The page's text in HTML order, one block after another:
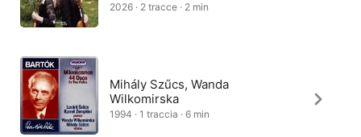
2026 · 2 tracce · 2 min
Mihály Szűcs, Wanda
Wilkomirska
1994 · 1 traccia · 6 min